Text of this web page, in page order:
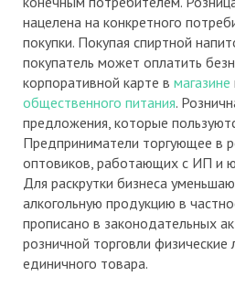
нацелена на конкретного
покупки. Покупая спиртной
покупатель может оплатить
корпоративной карте в магазине
общественного питания.
предложения, которые
Предприниматели торгующее в
оптовиков, работающих с ИП и
Для раскрутки бизнеса
алкогольную продукцию в
прописано в законодательных
розничной торговли
единичного товара.